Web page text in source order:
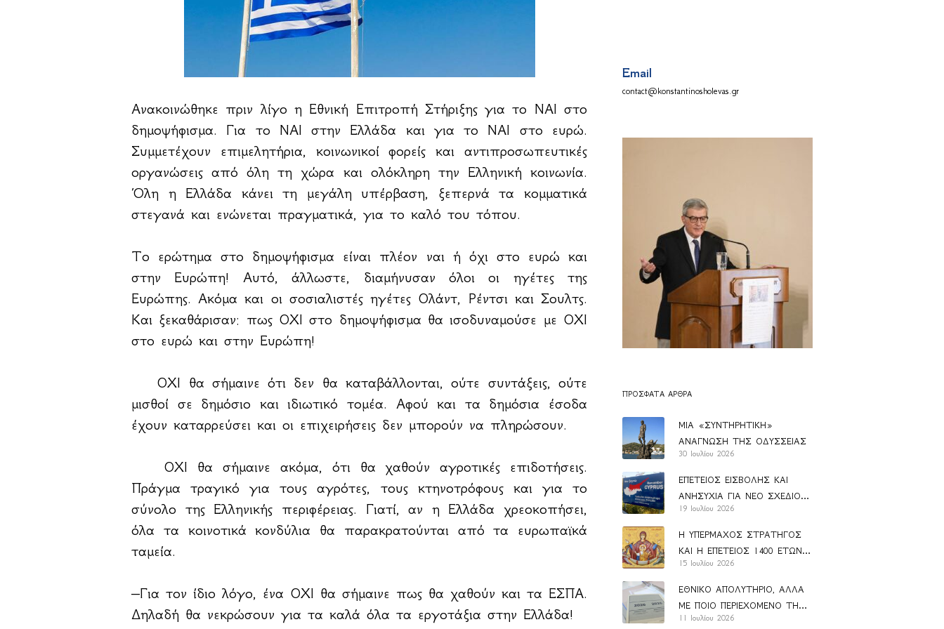
Ανακοινώθηκε πριν λίγο η Εθνική Επιτροπή Στήριξης για το ΝΑΙ στο
δημοψήφισμα. Για το ΝΑΙ στην Ελλάδα και για το ΝΑΙ στο ευρώ.
Συμμετέχουν επιμελητήρια, κοινωνικοί φορείς και αντιπροσωπευτικές
οργανώσεις από όλη τη χώρα και ολόκληρη την Ελληνική κοινωνία.
Όλη η Ελλάδα κάνει τη μεγάλη υπέρβαση, ξεπερνά τα κομματικά
στεγανά και ενώνεται πραγματικά, για το καλό του τόπου.
Το ερώτημα στο δημοψήφισμα είναι πλέον ναι ή όχι στο ευρώ και
στην Ευρώπη! Αυτό, άλλωστε, διαμήνυσαν όλοι οι ηγέτες της
Ευρώπης. Ακόμα και οι σοσιαλιστές ηγέτες Ολάντ, Ρέντσι και Σουλτς.
Και ξεκαθάρισαν: πως ΟΧΙ στο δημοψήφισμα θα ισοδυναμούσε με ΟΧΙ
στο ευρώ και στην Ευρώπη!
ΟΧΙ θα σήμαινε ότι δεν θα καταβάλλονται, ούτε συντάξεις, ούτε
μισθοί σε δημόσιο και ιδιωτικό τομέα. Αφού και τα δημόσια έσοδα
έχουν καταρρεύσει και οι επιχειρήσεις δεν μπορούν να πληρώσουν.
ΟΧΙ θα σήμαινε ακόμα, ότι θα χαθούν αγροτικές επιδοτήσεις.
Πράγμα τραγικό για τους αγρότες, τους κτηνοτρόφους και για το
σύνολο της Ελληνικής περιφέρειας. Γιατί, αν η Ελλάδα χρεοκοπήσει,
όλα τα κοινοτικά κονδύλια θα παρακρατούνται από τα ευρωπαϊκά
ταμεία.
–Για τον ίδιο λόγο, ένα ΟΧΙ θα σήμαινε πως θα χαθούν και τα ΕΣΠΑ.
Δηλαδή θα νεκρώσουν για τα καλά όλα τα εργοτάξια στην Ελλάδα!
Email
contact@konstantinosholevas.gr
ΠΡΌΣΦΑΤΑ ΆΡΘΡΑ
ΜΙΑ «ΣΥΝΤΗΡΗΤΙΚΗ»
ΑΝΑΓΝΩΣΗ ΤΗΣ ΟΔΥΣΣΕΙΑΣ
30 Ιουλίου 2026
ΕΠΕΤΕΙΟΣ ΕΙΣΒΟΛΗΣ ΚΑΙ
ΑΝΗΣΥΧΙΑ ΓΙΑ ΝΕΟ ΣΧΕΔΙΟ
ΑΝΑΝ
19 Ιουλίου 2026
Η ΥΠΕΡΜΑΧΟΣ ΣΤΡΑΤΗΓΟΣ
ΚΑΙ Η ΕΠΕΤΕΙΟΣ 1400 ΕΤΩΝ
ΑΠΟ ΤΗΝ ΚΑΘΙΕΡΩΣΗ ΤΟΥ
15 Ιουλίου 2026
ΕΘΝΙΚΟ ΑΠΟΛΥΤΗΡΙΟ, ΑΛΛΑ
ΜΕ ΠΟΙΟ ΠΕΡΙΕΧΟΜΕΝΟ ΤΗΣ
ΠΑΙΔΕΙΑΣ;
11 Ιουλίου 2026